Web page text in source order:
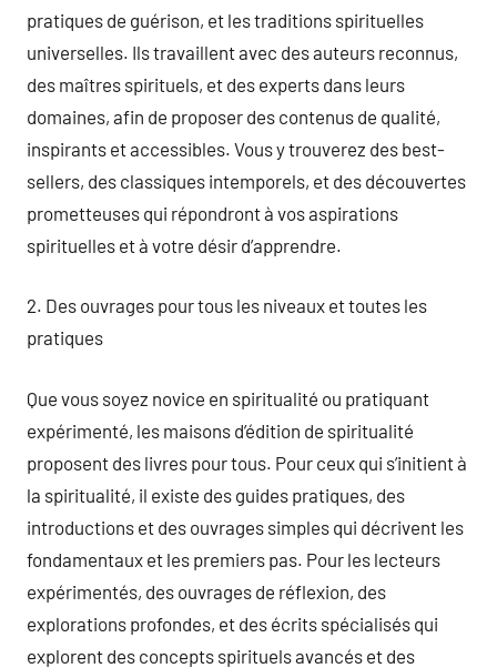
pratiques de guérison, et les traditions spirituelles
universelles. Ils travaillent avec des auteurs reconnus,
des maîtres spirituels, et des experts dans leurs
domaines, afin de proposer des contenus de qualité,
inspirants et accessibles. Vous y trouverez des best-
sellers, des classiques intemporels, et des découvertes
prometteuses qui répondront à vos aspirations
spirituelles et à votre désir d’apprendre.
2. Des ouvrages pour tous les niveaux et toutes les
pratiques
Que vous soyez novice en spiritualité ou pratiquant
expérimenté, les maisons d’édition de spiritualité
proposent des livres pour tous. Pour ceux qui s’initient à
la spiritualité, il existe des guides pratiques, des
introductions et des ouvrages simples qui décrivent les
fondamentaux et les premiers pas. Pour les lecteurs
expérimentés, des ouvrages de réflexion, des
explorations profondes, et des écrits spécialisés qui
explorent des concepts spirituels avancés et des